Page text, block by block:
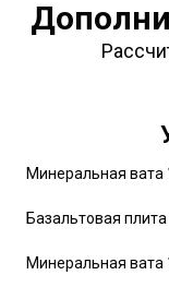
Минеральная вата
Базальтовая
Минеральная вата